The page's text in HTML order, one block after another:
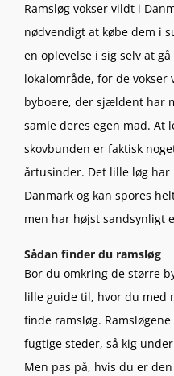
Ramsløg vokser vildt i
nødvendigt at købe dem i
en oplevelse i sig selv at
lokalområde, for de
byboere, der sjældent har
samle deres egen mad. At
skovbunden er faktisk
årtusinder. Det lille løg
Danmark og kan spores
men har højst sandsynligt
Sådan finder du ramsløg
Bor du omkring de større
lille guide til, hvor du med
finde ramsløg.
fugtige steder, så kig
Men pas på, hvis du er